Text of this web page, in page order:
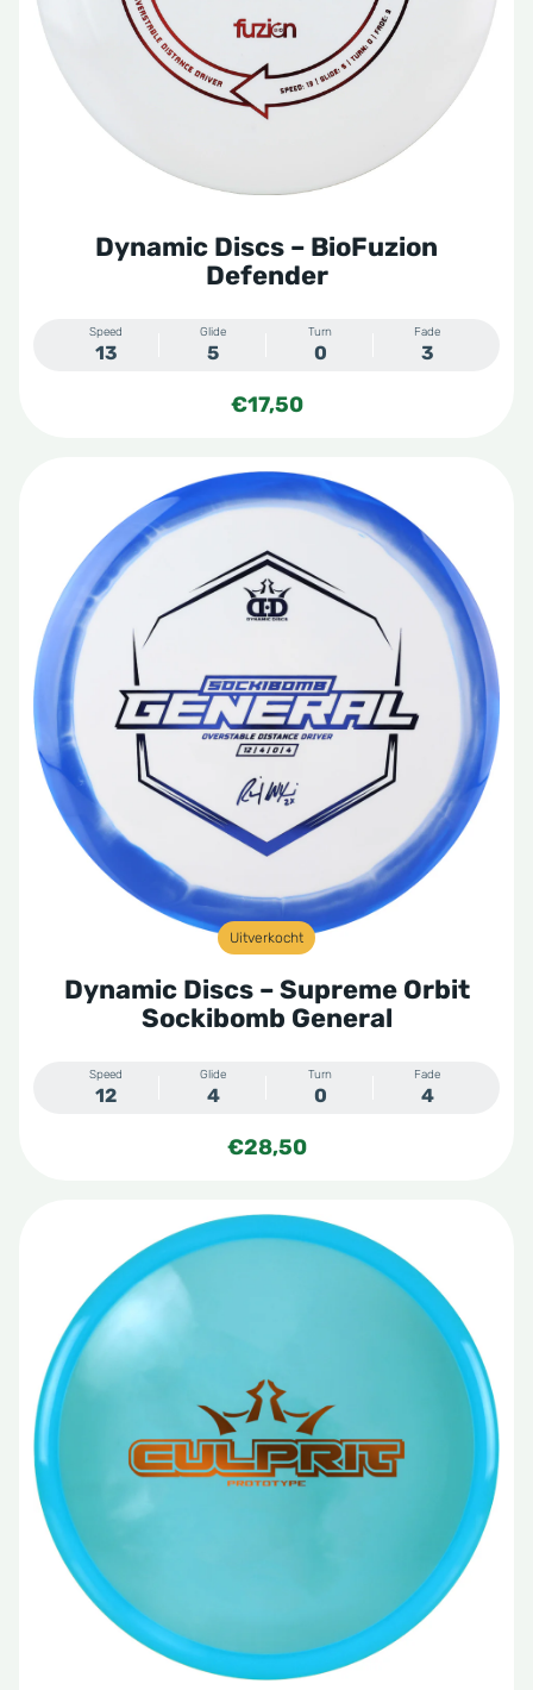
Dynamic Discs – BioFuzion
Defender
Speed
13
Glide
5
Turn
0
Fade
3
€17,50
Uitverkocht
Dynamic Discs – Supreme Orbit
Sockibomb General
Speed
12
Glide
4
Turn
0
Fade
4
€28,50